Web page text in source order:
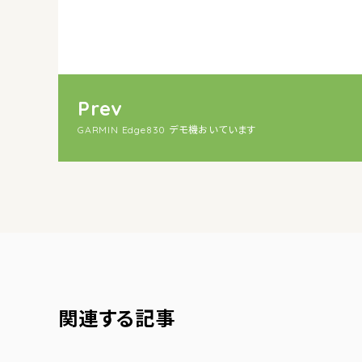
Prev
GARMIN Edge830 デモ機おいています
関連する記事